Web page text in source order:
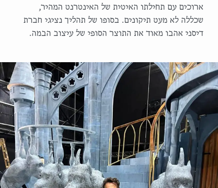
ארוכים עם תחילתו האיטית של האינטרנט המהיר,
שכללה לא מעט תיקונים. בסופו של תהליך נציגי חברת
דיסני אהבו מאוד את התוצר הסופי של עיצוב הבמה.